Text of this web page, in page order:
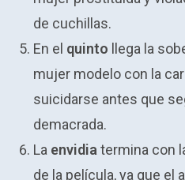
de cuchillas.
En el quinto llega la
mujer modelo con la
suicidarse antes que
demacrada.
La envidia termina con
de la película, ya que el